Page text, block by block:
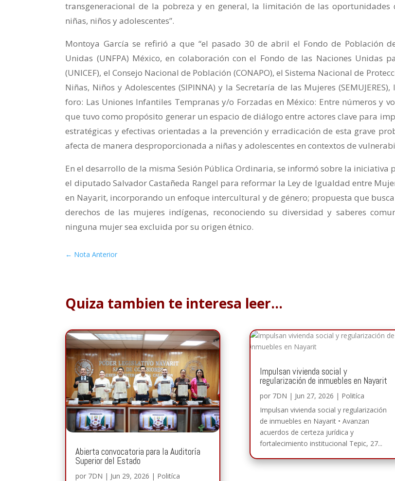
transgeneracional de la pobreza y en general, la limitación de las oportunidades
niñas, niños y adolescentes”.
Montoya García se refirió a que “el pasado 30 de abril el Fondo de Población
Unidas (UNFPA) México, en colaboración con el Fondo de las Naciones Unidas
(UNICEF), el Consejo Nacional de Población (CONAPO), el Sistema Nacional de
Niñas, Niños y Adolescentes (SIPINNA) y la Secretaría de las Mujeres
foro: Las Uniones Infantiles Tempranas y/o Forzadas en México: Entre números y
que tuvo como propósito generar un espacio de diálogo entre actores clave para
estratégicas y efectivas orientadas a la prevención y erradicación de esta grave
afecta de manera desproporcionada a niñas y adolescentes en contextos de
En el desarrollo de la misma Sesión Pública Ordinaria, se informó sobre la iniciativa
el diputado Salvador Castañeda Rangel para reformar la Ley de Igualdad entre
en Nayarit, incorporando un enfoque intercultural y de género; propuesta que
derechos de las mujeres indígenas, reconociendo su diversidad y saberes
ninguna mujer sea excluida por su origen étnico.
← Nota Anterior
Quiza tambien te interesa leer…
Abierta convocatoria para la Auditoría
Superior del Estado
por 7DN | Jun 29, 2026 | Politíca
Impulsan vivienda social y
regularización de inmuebles en Nayarit
por 7DN | Jun 27, 2026 | Politíca
Impulsan vivienda social y regularización
de inmuebles en Nayarit • Avanzan
acuerdos de certeza jurídica y
fortalecimiento institucional Tepic, 27...